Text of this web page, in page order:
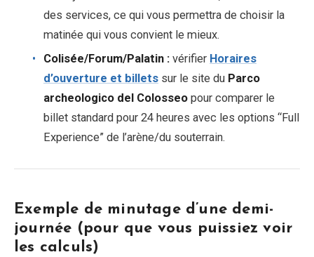
des services, ce qui vous permettra de choisir la
matinée qui vous convient le mieux.
Colisée/Forum/Palatin : vérifier Horaires
d’ouverture et billets sur le site du Parco
archeologico del Colosseo pour comparer le
billet standard pour 24 heures avec les options “Full
Experience” de l’arène/du souterrain.
Exemple de minutage d’une demi-
journée (pour que vous puissiez voir
les calculs)